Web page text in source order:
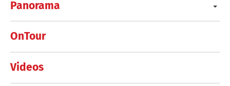
Panorama
OnTour
Videos